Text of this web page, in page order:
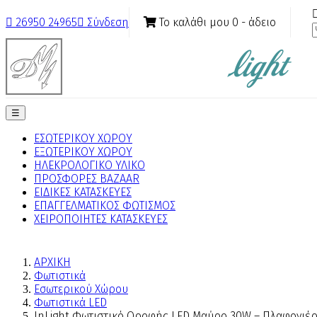
 26950 24965 Σύνδεση Το καλάθι μου 0 - άδειο
Toggle
navigation
☰
ΕΣΩΤΕΡΙΚΟΥ ΧΩΡΟΥ
ΕΞΩΤΕΡΙΚΟΥ ΧΩΡΟΥ
ΗΛΕΚΡΟΛΟΓΙΚΟ ΥΛΙΚΟ
ΠΡΟΣΦΟΡΕΣ BAZAAR
ΕΙΔΙΚΕΣ ΚΑΤΑΣΚΕΥΕΣ
ΕΠΑΓΓΕΛΜΑΤΙΚΟΣ ΦΩΤΙΣΜΟΣ
ΧΕΙΡΟΠΟΙΗΤΕΣ ΚΑΤΑΣΚΕΥΕΣ
ΑΡΧΙΚΗ
Φωτιστικά
Εσωτερικού Χώρου
Φωτιστικά LED